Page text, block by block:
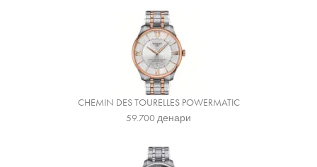
CHEMIN DES TOURELLES POWERMATIC
59.700денари